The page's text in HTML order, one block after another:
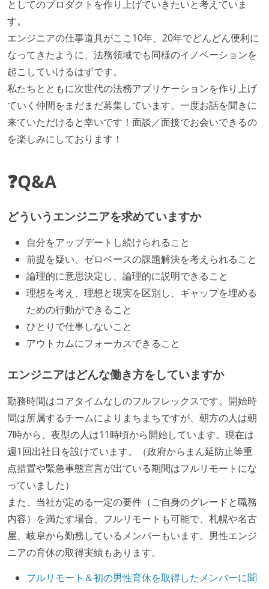
成技術は、基本的に最新版より1年以上ビハインドし
コード品質向上のための取り組み
本番にデプロイされるコードには、全てコードレビュ
ーまたはペアプログラミングを実施している
「リファクタリングは随時行われるべき」という価値
観をメンバー全員が共有しており、日常的に実施して
いる
テストの実施度
ほとんどのプロダクトコードに単体テストを記述、実
施している
る
機能の実装と同時にテストコードを記述している
想定される複数環境での品質チェックを義務づけてい
る
アジャイル実践状況
1ヶ月以下の短い期間でのイテレーション開発を実践
デイリーでスタンドアップミーティング、またはそれ
に準じるチーム内の打ち合わせを行っている
イテレーションの最後などに、定期的にチームでふり
かえりミーティングを行っている
継続的なデプロイ（デリバリー）を行っている
ワークフローの整備
全てのコードをバージョン管理ツールで管理している
各メンバーが実装したコードのマージは Pull Request
ベースで行われる
自動（＝システム化され、1コマンドで実行できる）
ビルド、自動デプロイ環境が整備されている
コードによるインフラ構成管理（Infrastructure as
としてのプロダクトを作り上げていきたいと考えていま
す。
エンジニアの仕事道具がここ10年、20年でどんどん便利に
なってきたように、法務領域でも同様のイノベーションを
起こしていけるはずです。
私たちとともに次世代の法務アプリケーションを作り上げ
ていく仲間をまだまだ募集しています。一度お話を聞きに
来ていただけると幸いです！面談／面接でお会いできるの
を楽しみにしております！
❓Q&A
どういうエンジニアを求めていますか
自分をアップデートし続けられること
前提を疑い、ゼロベースの課題解決を考えられること
論理的に意思決定し、論理的に説明できること
理想を考え、理想と現実を区別し、ギャップを埋める
ための行動ができること
ひとりで仕事しないこと
アウトカムにフォーカスできること
エンジニアはどんな働き方をしていますか
勤務時間はコアタイムなしのフルフレックスです。開始時
間は所属するチームによりまちまちですが、朝方の人は朝
7時から、夜型の人は11時頃から開始しています。現在は
週1回出社日を設けています。（政府からまん延防止等重
点措置や緊急事態宣言が出ている期間はフルリモートにな
っていました）
また、当社が定める一定の要件（ご自身のグレードと職務
内容）を満たす場合、フルリモートも可能で、札幌や名古
屋、岐阜から勤務しているメンバーもいます。男性エンジ
ニアの育休の取得実績もあります。
フルリモート＆初の男性育休を取得したメンバーに聞